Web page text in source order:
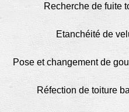
Recherche de fuite
Etanchéité de
Pose et changement de
Réfection de toiture